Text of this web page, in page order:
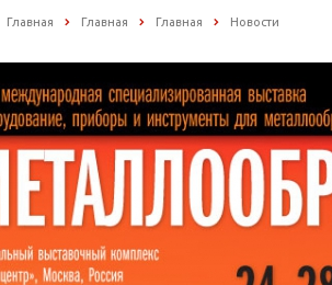
Главная Главная Главная Новости